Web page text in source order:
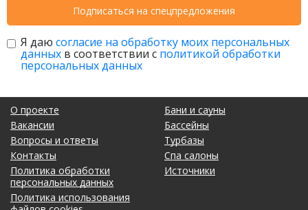
Подписаться на спецпредложения
Я даю согласие на обработку моих персональных
данных в соответствии с политикой обработки
персональных данных
О проекте
Вакансии
Вопросы и ответы
Контакты
Политика обработки
персональных данных
Политика использования
Бани и сауны
Бассейны
Турбазы
Спа салоны
Источники